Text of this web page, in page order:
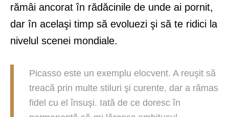
rămâi ancorat în rădăcinile de unde ai pornit,
dar în acelaşi timp să evoluezi şi să te ridici la
nivelul scenei mondiale.
Picasso este un exemplu elocvent. A reuşit să
treacă prin multe stiluri şi curente, dar a rămas
fidel cu el însuşi. Iată de ce doresc în